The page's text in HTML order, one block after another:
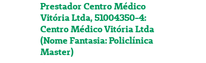
Prestador Centro Médico
Vitória Ltda, 51004350-4:
Centro Médico Vitória Ltda
(Nome Fantasia: Policlínica
Master)